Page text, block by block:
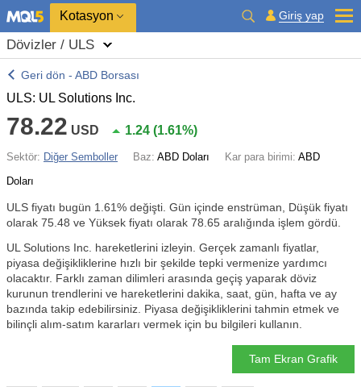
Kotasyon Giriş yap
Dövizler / ULS
Geri dön - ABD Borsası
ULS: UL Solutions Inc.
78.22 USD 1.24 (1.61%)
Sektör: Diğer Semboller Baz: ABD Doları Kar para birimi: ABD
Doları
ULS fiyatı bugün 1.61% değişti. Gün içinde enstrüman, Düşük fiyatı
olarak 75.48 ve Yüksek fiyatı olarak 78.65 aralığında işlem gördü.
UL Solutions Inc. hareketlerini izleyin. Gerçek zamanlı fiyatlar,
piyasa değişikliklerine hızlı bir şekilde tepki vermenize yardımcı
olacaktır. Farklı zaman dilimleri arasında geçiş yaparak döviz
kurunun trendlerini ve hareketlerini dakika, saat, gün, hafta ve ay
bazında takip edebilirsiniz. Piyasa değişikliklerini tahmin etmek ve
bilinçli alım-satım kararları vermek için bu bilgileri kullanın.
Tam Ekran Grafik